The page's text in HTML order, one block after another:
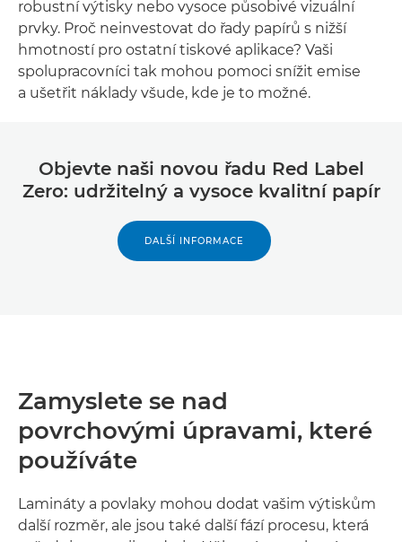
robustní výtisky nebo vysoce působivé vizuální
prvky. Proč neinvestovat do řady papírů s nižší
hmotností pro ostatní tiskové aplikace? Vaši
spolupracovníci tak mohou pomoci snížit emise
a ušetřit náklady všude, kde je to možné.
Objevte naši novou řadu Red Label
Zero: udržitelný a vysoce kvalitní papír
DALŠÍ INFORMACE
Zamyslete se nad
povrchovými úpravami, které
používáte
Lamináty a povlaky mohou dodat vašim výtiskům
další rozměr, ale jsou také další fází procesu, která